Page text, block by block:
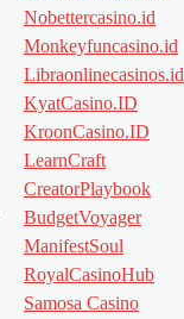
Nobettercasino.id
Monkeyfuncasino.id
Libraonlinecasinos.id
KyatCasino.ID
KroonCasino.ID
LearnCraft
CreatorPlaybook
BudgetVoyager
ManifestSoul
RoyalCasinoHub
Samosa Casino